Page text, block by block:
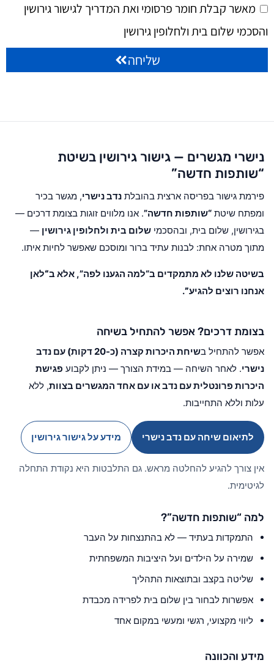
מאשר קבלת חומר פרסומי ואת המדריך לגישור גירושין
והסכמי שלום בית ולחלופין גירושין
שליחה
נישרי מגשרים — גישור גירושין בשיטת
“שותפות חדשה”
פירמת גישור בפריסה ארצית בהובלת נדב נישרי, מגשר בכיר
ומפתח שיטת “שותפות חדשה”. אנו מלווים זוגות בצומת דרכים —
בגירושין, שלום בית, ובהסכמי שלום בית ולחלופין גירושין —
מתוך מטרה אחת: לבנות עתיד ברור ומוסכם שאפשר לחיות איתו.
בשיטה שלנו לא מתמקדים ב“למה הגענו לפה”, אלא ב“לאן
אנחנו רוצים להגיע”.
בצומת דרכים? אפשר להתחיל בשיחה
אפשר להתחיל ב
שיחת היכרות קצרה (כ-20 דקות) עם נדב
נישרי. לאחר השיחה — במידת הצורך — ניתן לקבוע פגישת
היכרות פרונטלית עם נדב או עם אחד המגשרים בצוות, ללא
עלות וללא התחייבות.
לתיאום שיחה עם נדב נישרי מידע על גישור גירושין
אין צורך להגיע להחלטה מראש. גם התלבטות היא נקודת התחלה
לגיטימית.
למה “שותפות חדשה”?
התמקדות בעתיד — לא בהתנצחות על העבר
שמירה על הילדים ועל היציבות המשפחתית
שליטה בקצב ובתוצאות התהליך
אפשרות לבחור בין שלום בית לפרידה מכבדת
ליווי מקצועי, רגשי ומעשי במקום אחד
מידע והכוונה